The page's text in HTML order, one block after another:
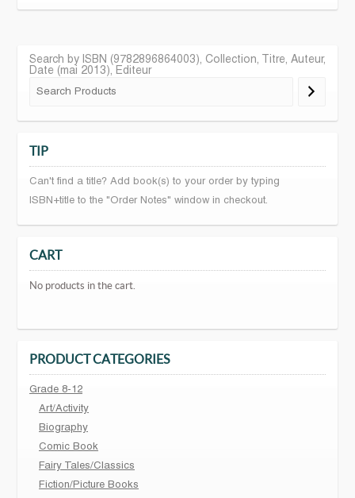
Search by ISBN (9782896864003), Collection, Titre, Auteur,
Date (mai 2013), Editeur
TIP
Can't find a title? Add book(s) to your order by typing
ISBN+title to the "Order Notes" window in checkout.
CART
No products in the cart.
PRODUCT CATEGORIES
Grade 8-12
Art/Activity
Biography
Comic Book
Fairy Tales/Classics
Fiction/Picture Books